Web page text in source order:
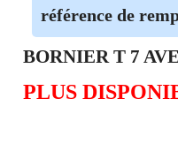
référence de
BORNIER T 7
PLUS